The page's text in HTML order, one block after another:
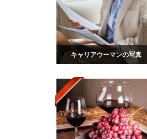
キャリアウーマンの写真